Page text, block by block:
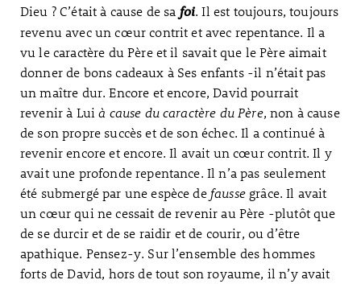
Dieu ? C’était à cause de sa foi. Il est toujours, toujours
revenu avec un cœur contrit et avec repentance. Il a
vu le caractère du Père et il savait que le Père aimait
donner de bons cadeaux à Ses enfants -il n’était pas
un maître dur. Encore et encore, David pourrait
revenir à Luià cause du caractère du Père, non à cause
de son propre succès et de son échec. Il a continué à
revenir encore et encore. Il avait un cœur contrit. Il y
avait une profonde repentance. Il n’a pas seulement
été submergé par une espèce de faussegrâce. Il avait
un cœur qui ne cessait de revenir au Père -plutôt que
de se durcir et de se raidir et de courir, ou d’être
apathique. Pensez-y. Sur l’ensemble des hommes
forts de David, hors de tout son royaume, il n’y avait